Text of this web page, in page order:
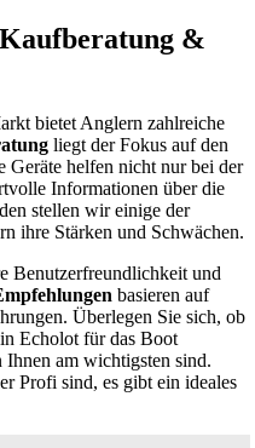
&
bietet Anglern zahlreiche
liegt der Fokus auf den
Geräte helfen nicht nur bei der
Informationen über die
stellen wir einige der
ihre Stärken und Schwächen.
Benutzerfreundlichkeit und
basieren auf
Überlegen Sie sich, ob
Echolot für das Boot
am wichtigsten sind.
Profi sind, es gibt ein ideales